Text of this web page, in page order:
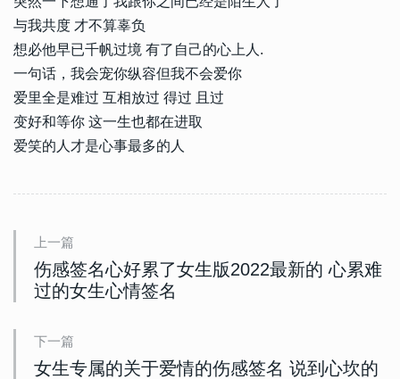
与我共度 才不算辜负
想必他早已千帆过境 有了自己的心上人.
一句话，我会宠你纵容但我不会爱你
爱里全是难过 互相放过 得过 且过
变好和等你 这一生也都在进取
爱笑的人才是心事最多的人
上一篇
伤感签名心好累了女生版2022最新的 心累难
过的女生心情签名
下一篇
女生专属的关于爱情的伤感签名 说到心坎的